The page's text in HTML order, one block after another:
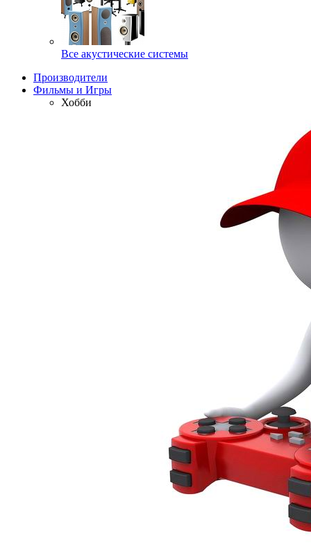
Все акустические системы
Производители
Фильмы и Игры
Хобби